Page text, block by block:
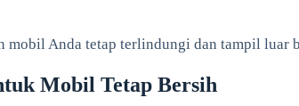
mobil Anda tetap terlindungi dan tampil luar
Mobil Tetap Bersih